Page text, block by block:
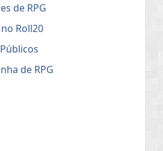
de RPG
Roll20
de RPG